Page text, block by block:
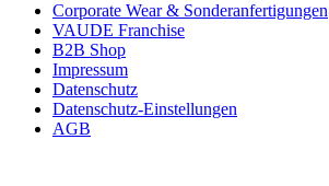
Corporate Wear & Sonderanfertigungen
VAUDE Franchise
B2B Shop
Impressum
Datenschutz
Datenschutz-Einstellungen
AGB